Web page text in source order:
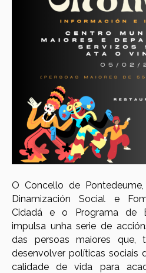
O Concello de
Dinamización Social e
Cidadáe o Programa de
impulsa unha serie de
das persoas maiores que,
desenvolver políticas sociais
calidade de vida para